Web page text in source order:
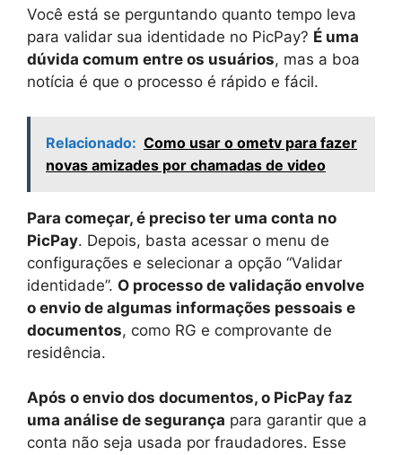
Você está se perguntando quanto tempo leva
para validar sua identidade no PicPay? É uma
dúvida comum entre os usuários, mas a boa
notícia é que o processo é rápido e fácil.
Relacionado: Como usar o ometv para fazer
novas amizades por chamadas de video
Para começar, é preciso ter uma conta no
PicPay. Depois, basta acessar o menu de
configurações e selecionar a opção “Validar
identidade”. O processo de validação envolve
o envio de algumas informações pessoais e
documentos, como RG e comprovante de
residência.
Após o envio dos documentos, o PicPay faz
uma análise de segurança para garantir que a
conta não seja usada por fraudadores. Esse